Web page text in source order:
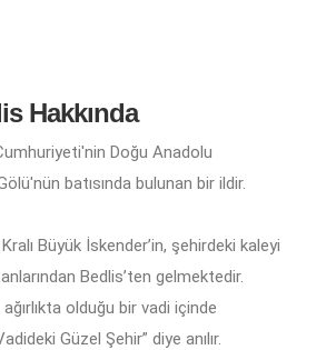
Hakkında
Doğu Anadolu
batısında bulunan bir ildir.
Büyük İskender’in, şehirdeki kaleyi
Bedlis’ten gelmektedir.
ağırlıkta olduğu bir vadi içinde
Güzel Şehir” diye anılır.